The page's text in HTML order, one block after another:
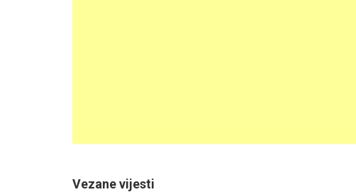
Vezane vijesti